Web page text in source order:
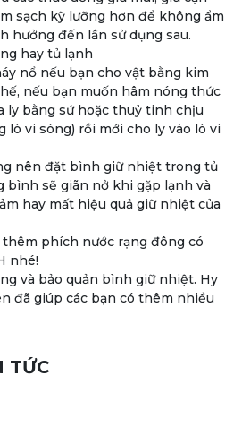
sạch kỹ lưỡng hơn để không ẩm
hưởng đến lần sử dụng sau.
hay tủ lạnh
nổ nếu bạn cho vật bằng kim
nếu bạn muốn hâm nóng thức
ly bằng sứ hoặc thuỷ tinh chịu
vi sóng) rồi mới cho ly vào lò vi
nên đặt bình giữ nhiệt trong tủ
bình sẽ giãn nở khi gặp lạnh và
hay mất hiệu quả giữ nhiệt của
phích nước rạng đông có
nhé!
và bảo quản bình giữ nhiệt. Hy
đã giúp các bạn có thêm nhiều
TỨC